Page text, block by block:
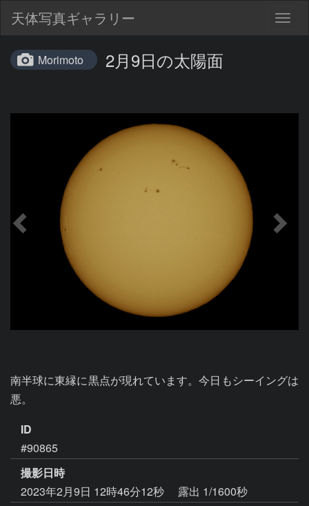
天体写真ギャラリー
Morimoto 2月9日の太陽面
南半球に東縁に黒点が現れています。今日もシーイングは
悪。
ID
#90865
撮影日時
2023年2月9日 12時46分12秒
露出 1/1600秒